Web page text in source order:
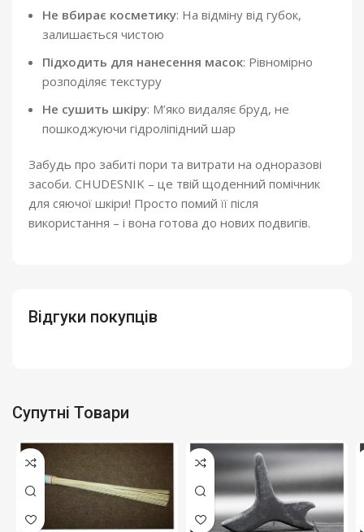
Не вбирає косметику: На відміну від губок,
залишається чистою
Підходить для нанесення масок: Рівномірно
розподіляє текстуру
Не сушить шкіру: М’яко видаляє бруд, не
пошкоджуючи гідроліпідний шар
Забудь про забиті пори та витрати на одноразові
засоби. CHUDESNIK – це твій щоденний помічник
для сяючої шкіри! Просто помий її після
використання – і вона готова до нових подвигів.
Відгуки покупців
Супутні Товари